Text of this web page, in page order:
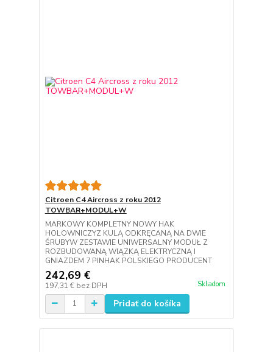
Citroen C4 Aircross z roku 2012
TOWBAR+MODUL+W
MARKOWY KOMPLETNY NOWY HAK
HOLOWNICZYZ KULĄ ODKRĘCANĄ NA DWIE
ŚRUBYW ZESTAWIE UNIWERSALNY MODUŁ Z
ROZBUDOWANĄ WIĄZKĄ ELEKTRYCZNĄ I
GNIAZDEM 7 PINHAK POLSKIEGO PRODUCENT
242,69 €
197,31 € bez DPH Skladom
Pridať do košíka